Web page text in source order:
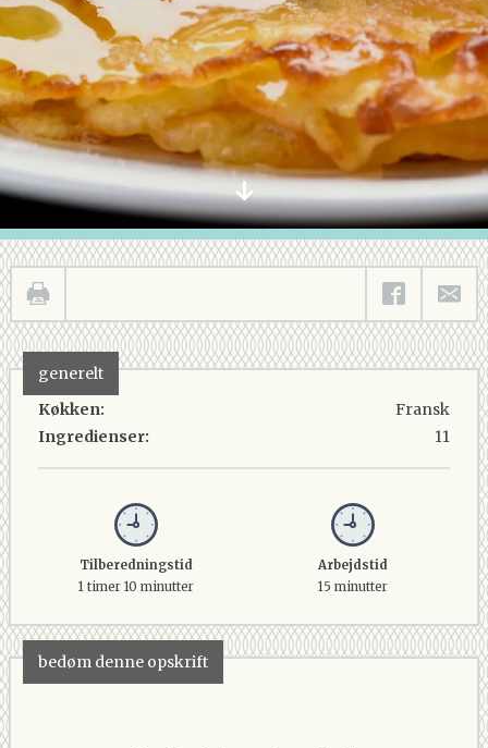
generelt
Køkken:
Ingredienser:
Fransk
11
Tilberedningstid
1 timer 10 minutter
Arbejdstid
15 minutter
bedøm denne opskrift